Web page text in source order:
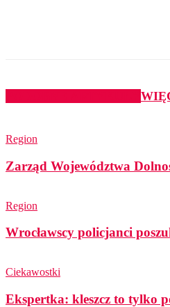
Region
Zarząd Województwa
Region
Wrocławscy policjanci
Ciekawostki
Ekspertka: kleszcz to tylko